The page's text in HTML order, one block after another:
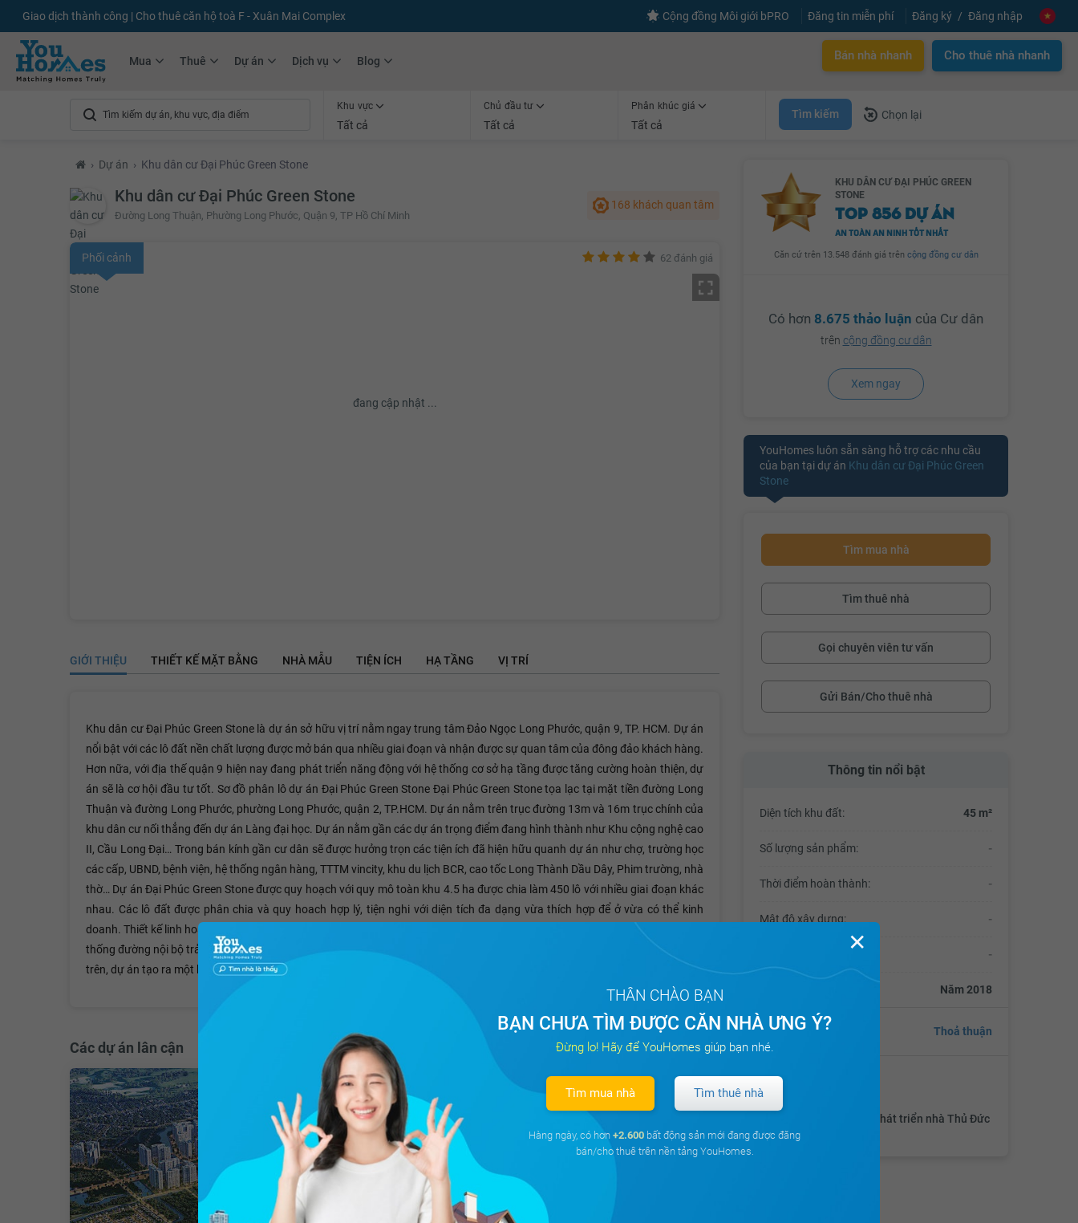
Giao dịch thành công | Cho thuê căn hộ toà F - Xuân Mai Complex Cộng đồng Môi giới bPRO Đăng tin miễn phí Đăng ký Đăng nhập
Mua Thuê Dự án Dịch vụ Blog Bán nhà nhanh Cho thuê nhà nhanh
Khu vực
Tất cả
Chủ đầu tư
Tất cả
Phân khúc giá
Tất cả
Tìm kiếm Chọn lại
› Dự án › Khu dân cư Đại Phúc Green Stone
Khu dân cư Đại Phúc Green Stone
Đường Long Thuận, Phường Long Phước, Quận 9, TP Hồ Chí Minh
168 khách quan tâm
Phối cảnh 62 đánh giá
đang cập nhật ...
GIỚI THIỆU THIẾT KẾ MẶT BẰNG NHÀ MẪU TIỆN ÍCH HẠ TẦNG VỊ TRÍ
Khu dân cư Đại Phúc Green Stone là dự án sở hữu vị trí nằm ngay trung tâm Đảo Ngọc Long Phước, quận 9, TP. HCM. Dự án
nổi bật với các lô đất nền chất lượng được mở bán qua nhiều giai đoạn và nhận được sự quan tâm của đông đảo khách hàng.
Hơn nữa, với địa thế quận 9 hiện nay đang phát triển năng động với hệ thống cơ sở hạ tầng được tăng cường hoàn thiện, dự
án sẽ là cơ hội đầu tư tốt. Sơ đồ phân lô dự án Đại Phúc Green Stone Đại Phúc Green Stone tọa lạc tại mặt tiền đường Long
Thuận và đường Long Phước, phường Long Phước, quận 2, TP.HCM. Dự án nằm trên trục đường 13m và 16m trục chính của
khu dân cư nối thẳng đến dự án Làng đại học. Dự án nằm gần các dự án trọng điểm đang hình thành như Khu cộng nghệ cao
II, Cầu Long Đại… Trong bán kính gần cư dân sẽ được hưởng trọn các tiện ích đã hiện hữu quanh dự án như chợ, trường học
các cấp, UBND, bệnh viện, hệ thống ngân hàng, TTTM vincity, khu du lịch BCR, cao tốc Long Thành Dầu Dây, Phim trường, nhà
thờ… Dự án Đại Phúc Green Stone được quy hoạch với quy mô toàn khu 4.5 ha được chia làm 450 lô với nhiều giai đoạn khác
nhau. Các lô đất được phân chia và quy hoach hợp lý, tiện nghi với diện tích đa dạng vừa thích hợp để ở vừa có thể kinh
doanh. Thiết kế linh hoạt với diện tích vừa phải giúp khách hàng có nhiều lựa chọn. Nội khu dự án được đầu tư kỹ lưỡng với hệ
thống đường nội bộ trải nhựa rộng, điện nước âm, vỉa hè cây xanh thông thoáng đảm bảo tính thẩm mỹ… Với ưu thế vượt trội
trên, dự án tạo ra một kênh đầu tư hiệu quả và khả năng thanh khoản cao.
Các dự án lân cận Tất cả
KHU DÂN CƯ ĐẠI PHÚC GREEN
STONE
TOP 856 DỰ ÁN
AN TOÀN AN NINH TỐT NHẤT
Căn cứ trên 13.548 đánh giá trên cộng đồng cư dân
Có hơn 8.675 thảo luận của Cư dân
trên cộng đồng cư dân
Xem ngay
YouHomes luôn sẵn sàng hỗ trợ các nhu cầu
của bạn tại dự án Khu dân cư Đại Phúc Green
Stone
Tìm mua nhà
Tìm thuê nhà
Gọi chuyên viên tư vấn
Gửi Bán/Cho thuê nhà
Thông tin nổi bật
Diện tích khu đất: 45 m²
Số lượng sản phẩm: -
Thời điểm hoàn thành: -
Mật độ xây dựng: -
-
Năm 2018
Giá Thoả thuận
Chủ đầu tư
Công ty CP phát triển nhà Thủ Đức
✕
THÂN CHÀO BẠN
BẠN CHƯA TÌM ĐƯỢC CĂN NHÀ ƯNG Ý?
Đừng lo! Hãy để YouHomes giúp bạn nhé.
Tìm mua nhà Tìm thuê nhà
Hàng ngày, có hơn +2.600 bất động sản mới đang được đăng
bán/cho thuê trên nền tảng YouHomes.